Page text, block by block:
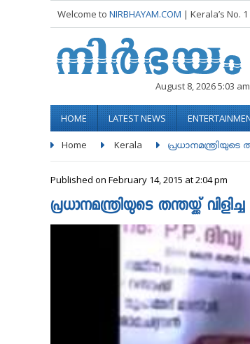
Welcome to NIRBHAYAM.COM | Kerala’s No.
August 8, 2026 5:03 am
HOME LATEST NEWS
Home Kerala പ്രധാനമന്ത്രിയുടെ
Published on February 14, 2015 at 2:04 pm
പ്രധാനമന്ത്രിയുടെ തന്തയ്ക്ക്